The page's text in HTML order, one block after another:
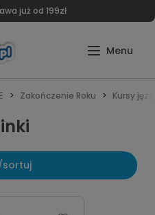
już od 199zł
Zakończenie Roku Kursy
sortuj